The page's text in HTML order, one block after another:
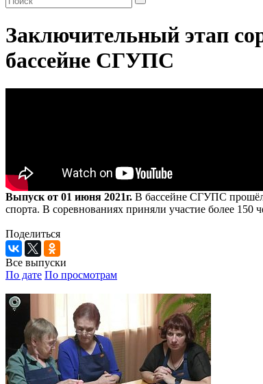
Заключительный этап
бассейне СГУПС
Выпуск от 01 июня 2021г. В бассейне СГУПС прошёл
спорта. В соревнованиях приняли участие более 150
Поделиться
Все выпуски
По дате По просмотрам